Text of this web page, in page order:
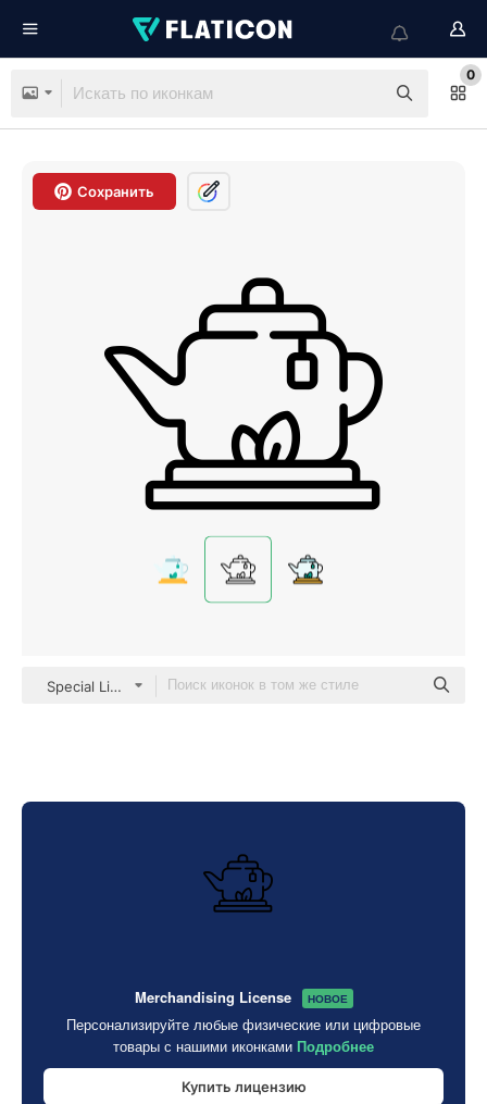
0
Сохранить
Special Lineal
Merchandising License НОВОЕ
Персонализируйте любые физические или цифровые
товары с нашими иконками Подробнее
Купить лицензию